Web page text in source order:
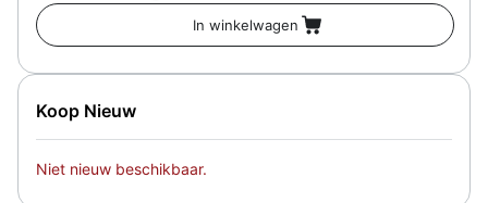
Koop Nieuw
Niet nieuw beschikbaar.